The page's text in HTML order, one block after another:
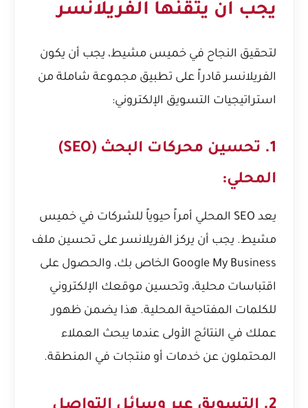
يجب أن يتقنها الفريلانسر
لتحقيق النجاح في خميس مشيط، يجب أن يكون
الفريلانسر قادراً على تطبيق مجموعة شاملة من
استراتيجيات التسويق الإلكتروني:
1. تحسين محركات البحث (SEO)
المحلي:
يعد SEO المحلي أمراً حيوياً للشركات في خميس
مشيط. يجب أن يركز الفريلانسر على تحسين ملف
Google My Business الخاص بك، والحصول على
اقتباسات محلية، وتحسين موقعك الإلكتروني
للكلمات المفتاحية المحلية. هذا يضمن ظهور
عملك في النتائج الأولى عندما يبحث العملاء
المحتملون عن خدمات أو منتجات في المنطقة.